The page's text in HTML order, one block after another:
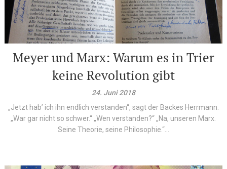
Meyer und Marx: Warum es in Trier
keine Revolution gibt
24. Juni 2018
„Jetzt hab’ ich ihn endlich verstanden“, sagt der Backes Herrmann.
„War gar nicht so schwer.“ „Wen verstanden?“ „Na, unseren Marx.
Seine Theorie, seine Philosophie.“...